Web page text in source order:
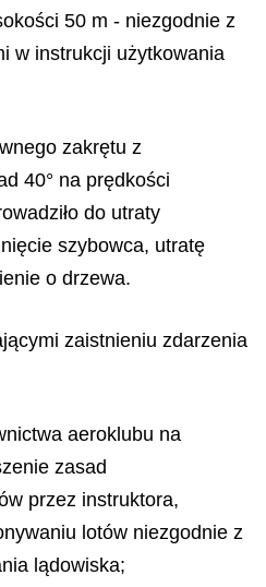
50 m - niezgodnie z
w instrukcji użytkowania
zakrętu z
40° na prędkości
do utraty
szybowca, utratę
o drzewa.
zaistnieniu zdarzenia
aeroklubu na
zasad
przez instruktora,
lotów niezgodnie z
lądowiska;